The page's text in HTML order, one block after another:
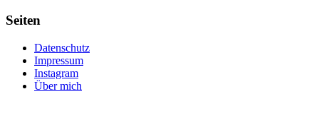
Seiten
Datenschutz
Impressum
Instagram
Über mich